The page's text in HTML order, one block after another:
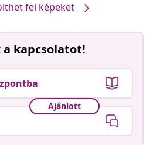
fel képeket
kapcsolatot!
Ajánlott